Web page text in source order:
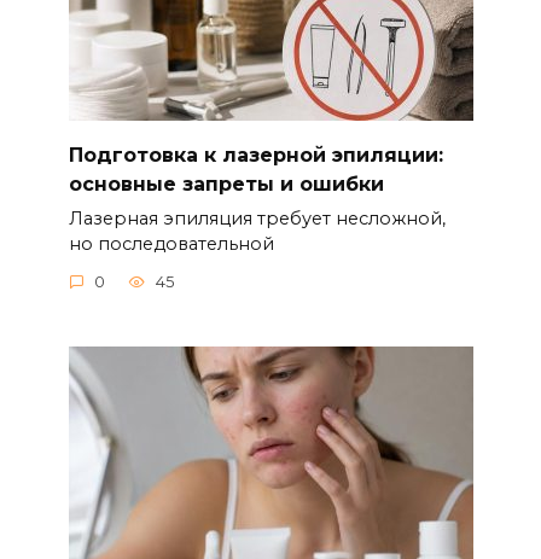
Подготовка к лазерной эпиляции:
основные запреты и ошибки
Лазерная эпиляция требует несложной,
но последовательной
0 45